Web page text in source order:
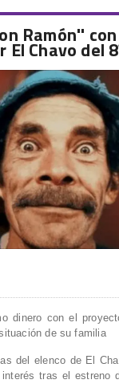
Ramón''
El Chavo del
dinero con el
de su familia
del elenco de El
tras el estreno